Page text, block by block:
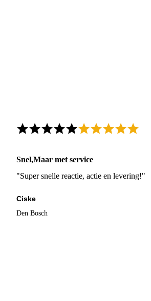
Snel,Maar met service
"Super snelle reactie, actie en levering!"
Ciske
Den Bosch